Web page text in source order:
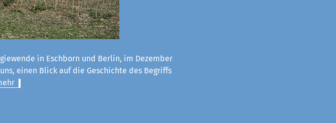
in Eschborn und Berlin, im Dezember
einen Blick auf die Geschichte des Begriffs